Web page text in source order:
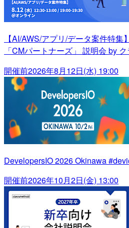
【AI/AWS/アプリ/データ案件特
「CMパートナーズ」 説明会 by
開催前2026年8月12日(水) 19:00
DevelopersIO 2026 Okinawa
開催前2026年10月2日(金) 13:00